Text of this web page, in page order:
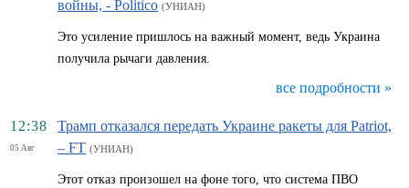
войны, - Politico (УНИАН)
Это усиление пришлось на важный момент, ведь Украина
получила рычаги давления.
все подробности »
12:38
05 Авг
Трамп отказался передать Украине ракеты для Patriot,
– FT (УНИАН)
Этот отказ произошел на фоне того, что система ПВО